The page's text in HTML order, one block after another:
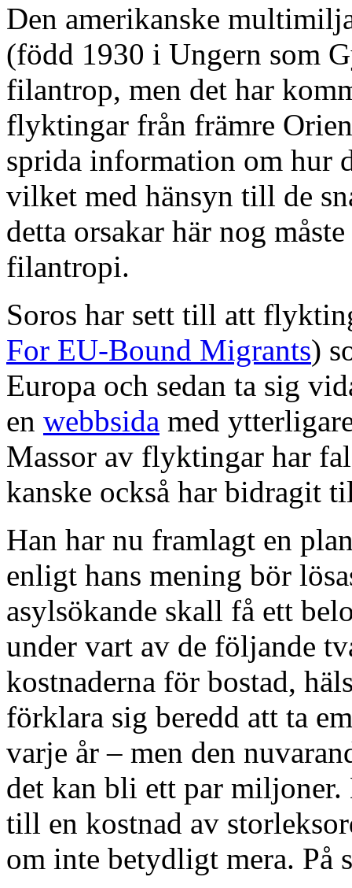
Den amerikanske
(född 1930 i Ungern som
filantrop, men det har
flyktingar från främre
sprida information om hur
vilket med hänsyn till de
detta orsakar här nog
filantropi.
Soros har sett till att
For EU-Bound Migrants)
Europa och sedan ta sig
en webbsida med
Massor av flyktingar har
kanske också har bidragit
Han har nu framlagt en
enligt hans mening bör
asylsökande skall få ett
under vart av de följande
kostnaderna för bostad,
förklara sig beredd att ta
varje år – men den
det kan bli ett par
till en kostnad av
om inte betydligt mera. På